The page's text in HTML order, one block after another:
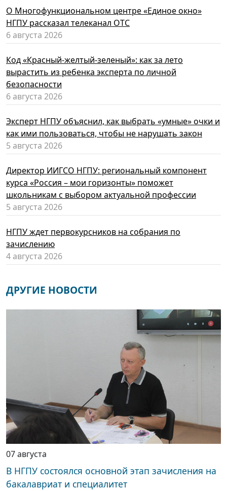
О Многофункциональном центре «Единое окно»
НГПУ рассказал телеканал ОТС
6 августа 2026
Код «Красный-желтый-зеленый»: как за лето
вырастить из ребенка эксперта по личной
безопасности
6 августа 2026
Эксперт НГПУ объяснил, как выбрать «умные» очки и
как ими пользоваться, чтобы не нарушать закон
5 августа 2026
Директор ИИГСО НГПУ: региональный компонент
курса «Россия – мои горизонты» поможет
школьникам с выбором актуальной профессии
5 августа 2026
НГПУ ждет первокурсников на собрания по
зачислению
4 августа 2026
ДРУГИЕ НОВОСТИ
07 августа
В НГПУ состоялся основной этап зачисления на
бакалавриат и специалитет